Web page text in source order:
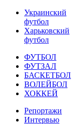
Украинский
футбол
Харьковский
футбол
ФУТБОЛ
ФУТЗАЛ
БАСКЕТБОЛ
ВОЛЕЙБОЛ
ХОККЕЙ
Репортажи
Интервью